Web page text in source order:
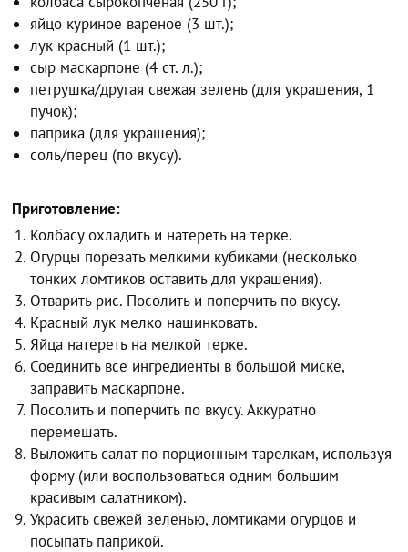
яйцо куриное вареное (3 шт.);
лук красный (1 шт.);
сыр маскарпоне (4 ст. л.);
петрушка/другая свежая зелень (для украшения, 1
пучок);
паприка (для украшения);
соль/перец (по вкусу).
Приготовление:
Колбасу охладить и натереть на терке.
Огурцы порезать мелкими кубиками (несколько
тонких ломтиков оставить для украшения).
Отварить рис. Посолить и поперчить по вкусу.
Красный лук мелко нашинковать.
Яйца натереть на мелкой терке.
Соединить все ингредиенты в большой миске,
заправить маскарпоне.
Посолить и поперчить по вкусу. Аккуратно
перемешать.
Выложить салат по порционным тарелкам, используя
форму (или воспользоваться одним большим
красивым салатником).
Украсить свежей зеленью, ломтиками огурцов и
посыпать паприкой.